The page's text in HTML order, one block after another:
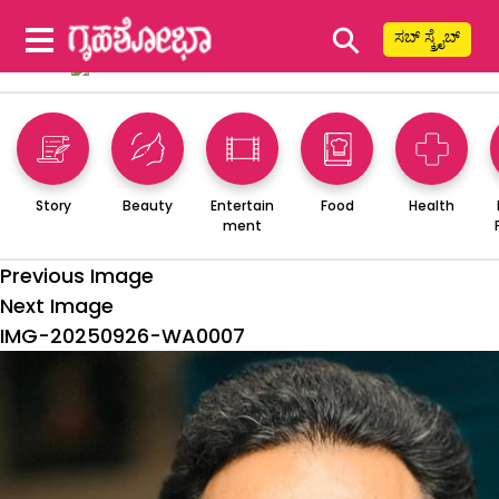
⚲ ಸಬ್ ಸ್ಕ್ರೈಬ್
Story Beauty
Entertain
ment
Food Health
Previous Image
Next Image
IMG-20250926-WA0007